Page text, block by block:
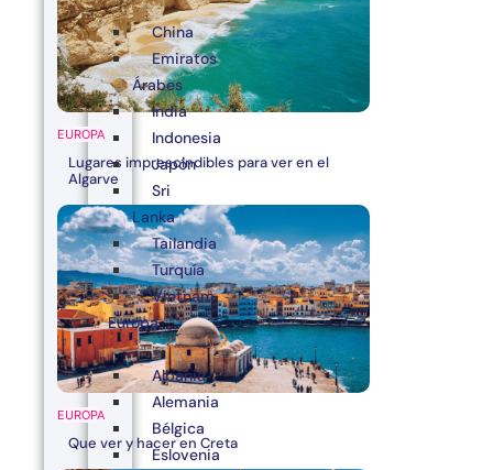
EUROPA
Lugares imprescindibles para ver en el
Algarve
EUROPA
Que ver y hacer en Creta
China
Emiratos
Árabes
India
Indonesia
Japón
Sri
Lanka
Tailandia
Turquía
Vietnam
Europa
Albania
Alemania
Bélgica
Eslovenia